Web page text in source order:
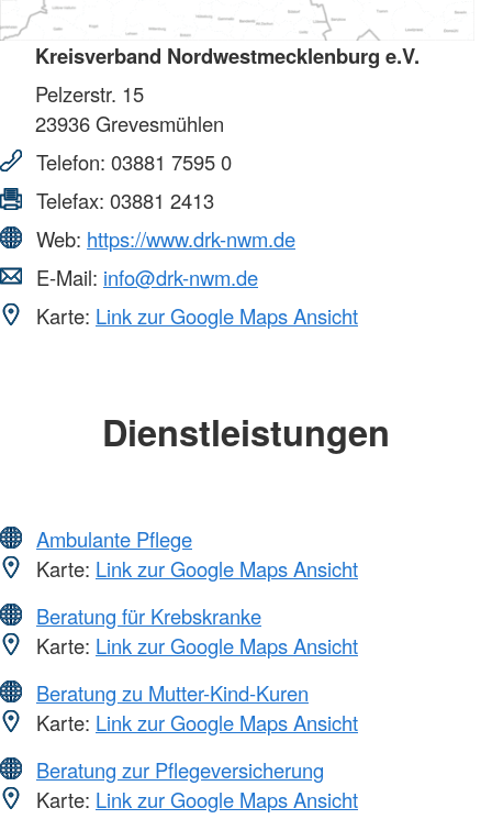
Kreisverband Nordwestmecklenburg e.V.
Pelzerstr. 15
23936Grevesmühlen
Telefon: 03881 7595 0
Telefax: 03881 2413
Web: https://www.drk-nwm.de
E-Mail: info@drk-nwm.de
Karte: Link zur Google Maps Ansicht
Dienstleistungen
Ambulante Pflege
Karte: Link zur Google Maps Ansicht
Beratung für Krebskranke
Karte: Link zur Google Maps Ansicht
Beratung zu Mutter-Kind-Kuren
Karte: Link zur Google Maps Ansicht
Beratung zur Pflegeversicherung
Karte: Link zur Google Maps Ansicht